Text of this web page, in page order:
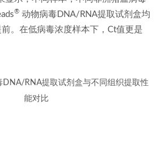
® 动物病毒DNA/RNA提取试剂盒均
。在低病毒浓度样本下，Ct值更是
DNA/RNA提取试剂盒与不同组织提取性
能对比